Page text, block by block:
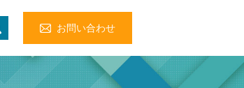
お問い合わせ